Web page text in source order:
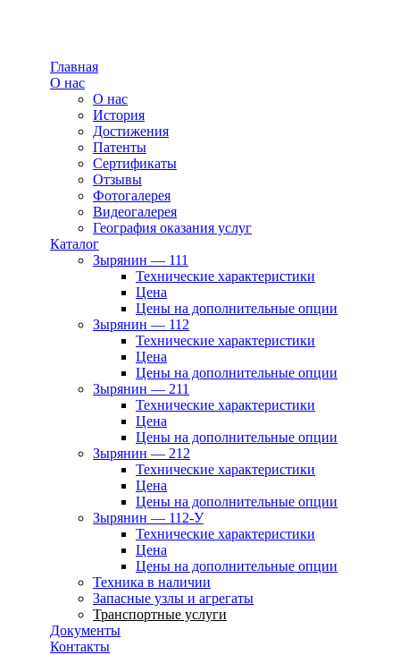
Главная
О нас
О нас
История
Достижения
Патенты
Сертификаты
Отзывы
Фотогалерея
Видеогалерея
География оказания услуг
Каталог
Зырянин — 111
Технические характеристики
Цена
Цены на дополнительные опции
Зырянин — 112
Технические характеристики
Цена
Цены на дополнительные опции
Зырянин — 211
Технические характеристики
Цена
Цены на дополнительные опции
Зырянин — 212
Технические характеристики
Цена
Цены на дополнительные опции
Зырянин — 112-У
Технические характеристики
Цена
Цены на дополнительные опции
Техника в наличии
Запасные узлы и агрегаты
Транспортные услуги
Документы
Контакты